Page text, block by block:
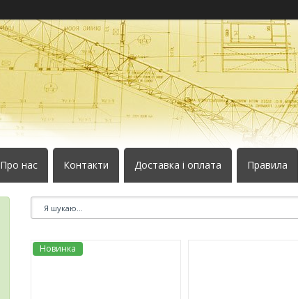
Про нас Контакти Доставка і оплата Правила
Новинка